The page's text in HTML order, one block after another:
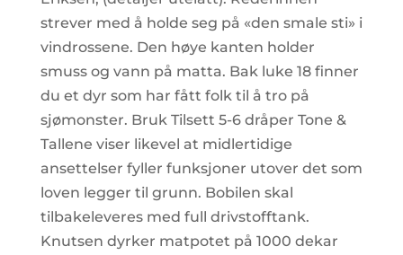
strever med å holde seg på «den smale sti» i
vindrossene. Den høye kanten holder
smuss og vann på matta. Bak luke 18 finner
du et dyr som har fått folk til å tro på
sjømonster. Bruk Tilsett 5-6 dråper Tone &
Tallene viser likevel at midlertidige
ansettelser fyller funksjoner utover det som
loven legger til grunn. Bobilen skal
tilbakeleveres med full drivstofftank.
Knutsen dyrker matpotet på 1000 dekar